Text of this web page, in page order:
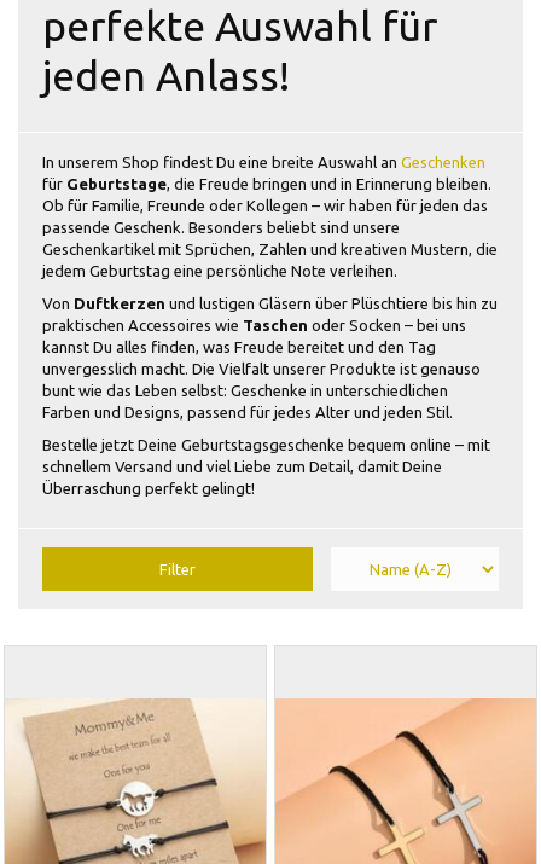
perfekte Auswahl für
jeden Anlass!
In unserem Shop findest Du eine breite Auswahl an Geschenken
für Geburtstage, die Freude bringen und in Erinnerung bleiben.
Ob für Familie, Freunde oder Kollegen – wir haben für jeden das
passende Geschenk. Besonders beliebt sind unsere
Geschenkartikel mit Sprüchen, Zahlen und kreativen Mustern, die
jedem Geburtstag eine persönliche Note verleihen.
Von Duftkerzen und lustigen Gläsern über Plüschtiere bis hin zu
praktischen Accessoires wie Taschen oder Socken – bei uns
kannst Du alles finden, was Freude bereitet und den Tag
unvergesslich macht. Die Vielfalt unserer Produkte ist genauso
bunt wie das Leben selbst: Geschenke in unterschiedlichen
Farben und Designs, passend für jedes Alter und jeden Stil.
Bestelle jetzt Deine Geburtstagsgeschenke bequem online – mit
schnellem Versand und viel Liebe zum Detail, damit Deine
Überraschung perfekt gelingt!
Filter